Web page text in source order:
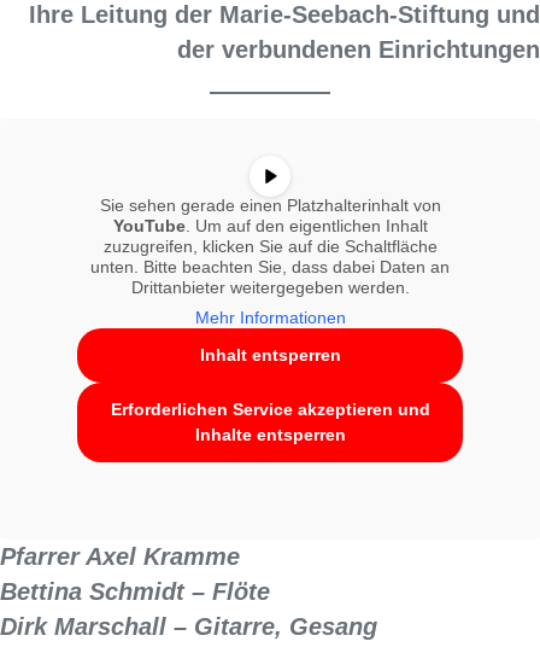
Ihre Leitung der Marie-Seebach-Stiftung und
der verbundenen Einrichtungen
Sie sehen gerade einen Platzhalterinhalt von
YouTube. Um auf den eigentlichen Inhalt
zuzugreifen, klicken Sie auf die Schaltfläche
unten. Bitte beachten Sie, dass dabei Daten an
Drittanbieter weitergegeben werden.
Mehr Informationen
Inhalt entsperren
Erforderlichen Service akzeptieren und
Inhalte entsperren
Pfarrer Axel Kramme
Bettina Schmidt – Flöte
Dirk Marschall – Gitarre, Gesang